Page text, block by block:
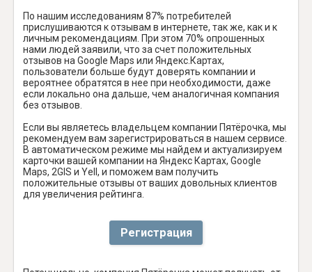
По нашим исследованиям 87% потребителей
прислушиваются к отзывам в интернете, так же, как и к
личным рекомендациям. При этом 70% опрошенных
нами людей заявили, что за счет положительных
отзывов на Google Maps или Яндекс.Картах,
пользователи больше будут доверять компании и
вероятнее обратятся в нее при необходимости, даже
если локально она дальше, чем аналогичная компания
без отзывов.
Если вы являетесь владельцем компании Пятёрочка, мы
рекомендуем вам зарегистрироваться в нашем сервисе.
В автоматическом режиме мы найдем и актуализируем
карточки вашей компании на Яндекс Картах, Google
Maps, 2GIS и Yell, и поможем вам получить
положительные отзывы от ваших довольных клиентов
для увеличения рейтинга.
Регистрация